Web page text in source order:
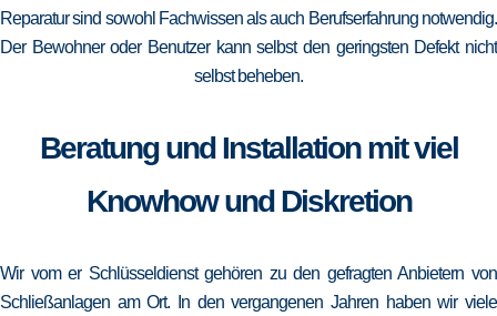
Reparatur sind sowohl Fachwissen als auch Berufserfahrung notwendig.
Der Bewohner oder Benutzer kann selbst den geringsten Defekt nicht
selbst beheben.
Beratung und Installation mit viel
Knowhow und Diskretion
Wir vom er Schlüsseldienst gehören zu den gefragten Anbietern von
Schließanlagen am Ort. In den vergangenen Jahren haben wir viele